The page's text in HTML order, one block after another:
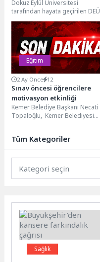
Konuşuldu
Dokuz Eylül Üniversitesi
tarafından hayata geçirilen DEÜ
Konferansları’nın ikinci konuğu
TÜBİTAK ULAKBİM Müdürü
Mehmet Mirat...
Eğitim
2 Ay Önce 12
Sınav öncesi öğrencilere
motivasyon etkinliği
Kemer Belediye Başkanı Necati
Topaloğlu, Kemer Belediyesi
ücretsiz...
Tüm Kategoriler
Sağlık